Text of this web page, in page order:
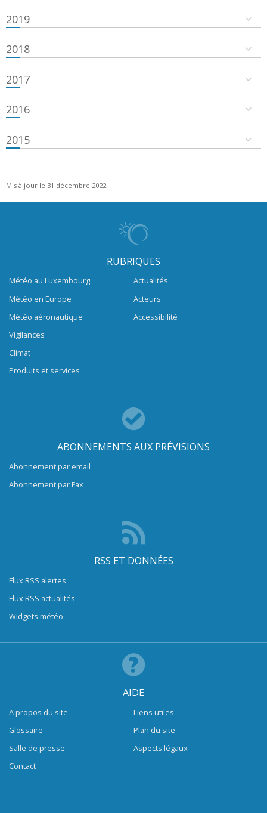
2019
2018
2017
2016
2015
Mis à jour le 31 décembre 2022
RUBRIQUES
Météo au Luxembourg
Météo en Europe
Météo aéronautique
Vigilances
Climat
Produits et services
Actualités
Acteurs
Accessibilité
ABONNEMENTS AUX PRÉVISIONS
Abonnement par email
Abonnement par Fax
RSS ET DONNÉES
Flux RSS alertes
Flux RSS actualités
Widgets météo
AIDE
A propos du site
Glossaire
Salle de presse
Contact
Liens utiles
Plan du site
Aspects légaux